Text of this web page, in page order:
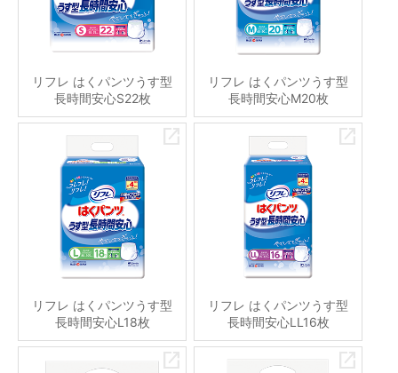
リフレ はくパンツうす型
長時間安心S22枚
リフレ はくパンツうす型
長時間安心M20枚
リフレ はくパンツうす型
長時間安心L18枚
リフレ はくパンツうす型
長時間安心LL16枚